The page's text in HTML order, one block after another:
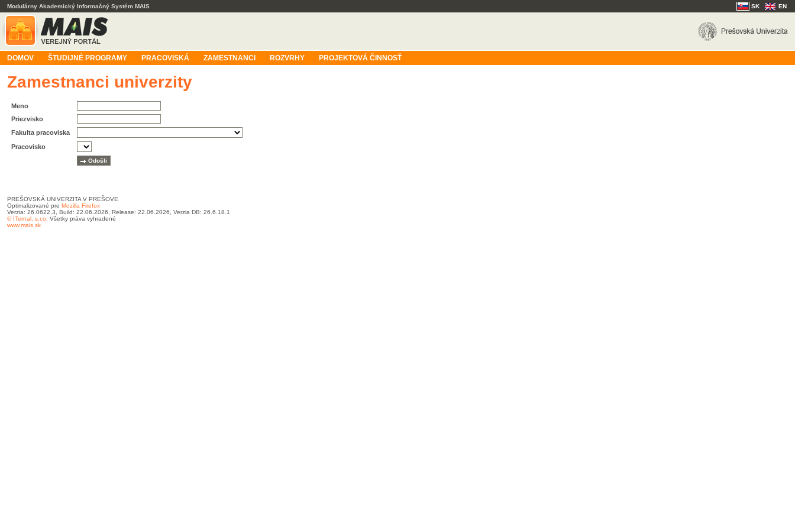
Modulárny Akademický Informačný Systém MAIS SK EN
DOMOV ŠTUDIJNÉ PROGRAMY PRACOVISKÁ ZAMESTNANCI ROZVRHY PROJEKTOVÁ ČINNOSŤ
Zamestnanci univerzity
Meno
Priezvisko
Fakulta pracoviska
Pracovisko
PREŠOVSKÁ UNIVERZITA V PREŠOVE
Optimalizované pre Mozilla Firefox
Verzia: 26.0622.3, Build: 22.06.2026, Release: 22.06.2026, Verzia DB: 26.6.18.1
© ITernal, s.r.o. Všetky práva vyhradené
www.mais.sk